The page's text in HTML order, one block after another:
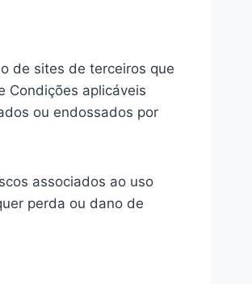
de sites de terceiros que
Condições aplicáveis
ou endossados por
associados ao uso
perda ou dano de